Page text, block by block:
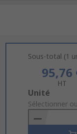
Sous-total (1
95,76
HT
Add
to
Basket
Unité
Sélectionner